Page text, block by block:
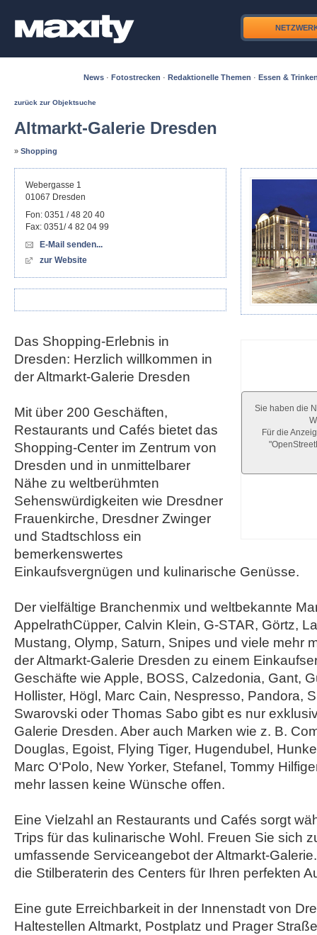
News · Fotostrecken · Redaktionelle Themen · Essen &
zurück zur Objektsuche
Altmarkt-Galerie Dresden
» Shopping
Sie haben die
Für die
Webergasse 1
01067 Dresden
Fon: 0351 / 48 20 40
Fax: 0351/ 4 82 04 99
E-Mail senden...
zur Website
Das Shopping-Erlebnis in
Dresden: Herzlich willkommen in
der Altmarkt-Galerie Dresden
Mit über 200 Geschäften,
Restaurants und Cafés bietet das
Shopping-Center im Zentrum von
Dresden und in unmittelbarer
Nähe zu weltberühmten
Sehenswürdigkeiten wie Dresdner
Frauenkirche, Dresdner Zwinger
und Stadtschloss ein
bemerkenswertes
Einkaufsvergnügen und kulinarische Genüsse.
Der vielfältige Branchenmix und weltbekannte
AppelrathCüpper, Calvin Klein, G-STAR, Görtz,
Mustang, Olymp, Saturn, Snipes und viele mehr
der Altmarkt-Galerie Dresden zu einem
Geschäfte wie Apple, BOSS, Calzedonia, Gant,
Hollister, Högl, Marc Cain, Nespresso, Pandora,
Swarovski oder Thomas Sabo gibt es nur
Galerie Dresden. Aber auch Marken wie z. B.
Douglas, Egoist, Flying Tiger, Hugendubel,
Marc O‘Polo, New Yorker, Stefanel, Tommy
mehr lassen keine Wünsche offen.
Eine Vielzahl an Restaurants und Cafés sorgt
Trips für das kulinarische Wohl. Freuen Sie sich
umfassende Serviceangebot der Altmarkt-
die Stilberaterin des Centers für Ihren perfekten
Eine gute Erreichbarkeit in der Innenstadt von
Haltestellen Altmarkt, Postplatz und Prager